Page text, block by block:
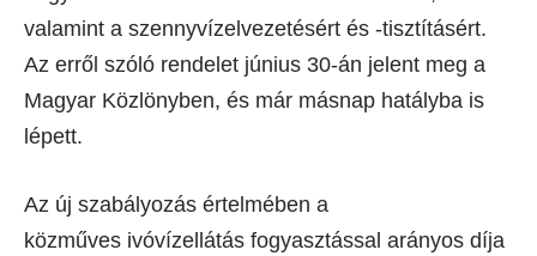
valamint a szennyvízelvezetésért és -tisztításért.
Az erről szóló rendelet június 30-án jelent meg a
Magyar Közlönyben, és már másnap hatályba is
lépett.
Az új szabályozás értelmében a
közműves ivóvízellátás fogyasztással arányos díja